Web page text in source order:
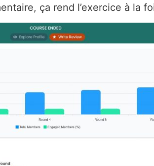
ça rend l’exercice à la